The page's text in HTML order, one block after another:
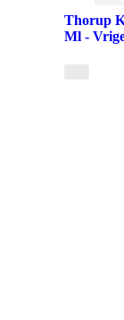
Thorup
Ml -